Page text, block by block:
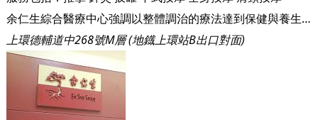
余仁生綜合醫療中心強調以整體調治的療法達到保健與養生的目的。我們的診所為您提供全方位中醫中藥療法，為您減輕不適之外，更予您一股全新的活力。 無論您面對的是急性疾患、慢性疾患，抑或想要以中醫中藥達到養生保健的目的，我們資深醫療團隊可為您提供全面的健康檢查，並為您制定個人專屬的治療方案。
上環德輔道中268號M層 (地鐡上環站B出口對面)